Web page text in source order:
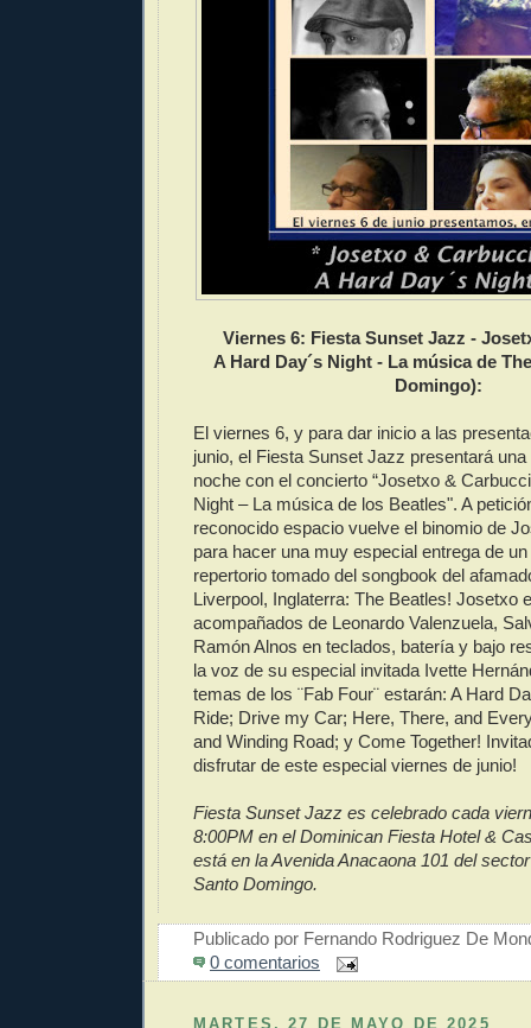
Viernes 6: Fiesta Sunset Jazz -
A Hard Day´s Night - La música de
Domingo):
El viernes 6, y para dar inicio a las
junio, el Fiesta Sunset Jazz presentará
noche con el concierto “Josetxo &
Night – La música de los Beatles". A
reconocido espacio vuelve el binomio de
para hacer una muy especial entrega de
repertorio tomado del songbook del
Liverpool, Inglaterra: The Beatles! Josetxo
acompañados de Leonardo Valenzuela,
Ramón Alnos en teclados, batería y bajo
la voz de su especial invitada Ivette
temas de los ¨Fab Four¨ estarán: A Hard
Ride; Drive my Car; Here, There, and
and Winding Road; y Come Together!
disfrutar de este especial viernes de junio!
Fiesta Sunset Jazz es celebrado cada
8:00PM en el Dominican Fiesta Hotel &
está en la Avenida Anacaona 101 del
Santo Domingo.
Publicado por Fernando Rodriguez De
0 comentarios
MARTES, 27 DE MAYO DE 2025